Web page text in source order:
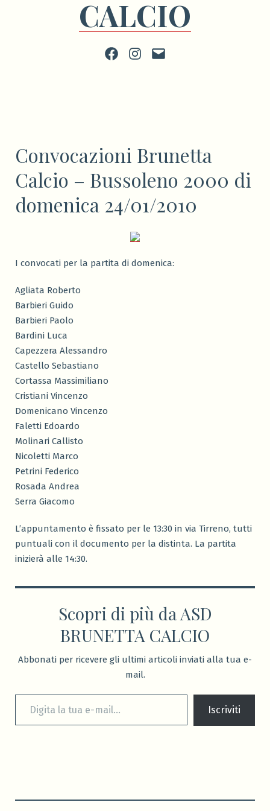
CALCIO
FacebookInstagram
scrivi
Convocazioni Brunetta
Calcio – Bussoleno 2000 di
domenica 24/01/2010
I convocati per la partita di domenica:
Agliata Roberto
Barbieri Guido
Barbieri Paolo
Bardini Luca
Capezzera Alessandro
Castello Sebastiano
Cortassa Massimiliano
Cristiani Vincenzo
Domenicano Vincenzo
Faletti Edoardo
Molinari Callisto
Nicoletti Marco
Petrini Federico
Rosada Andrea
Serra Giacomo
L’appuntamento è fissato per le 13:30 in via Tirreno, tutti
puntuali con il documento per la distinta. La partita
inizierà alle 14:30.
Scopri di più da ASD
BRUNETTA CALCIO
Abbonati per ricevere gli ultimi articoli inviati alla tua e-
mail.
Digita la tua e-mail...
Iscriviti